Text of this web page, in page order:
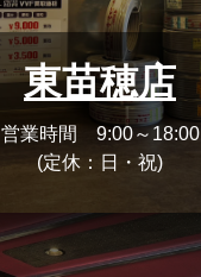
東苗穂店
営業時間 9:00～18:00
(定休：日・祝)